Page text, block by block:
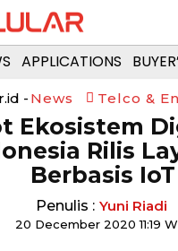
APPLICATIONS
- News Telco &
Ekosistem
Rilis
Berbasis IoT
Penulis : Yuni Riadi
20 December 2020 11:19